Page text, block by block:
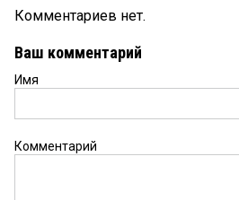
Комментариев нет.
Ваш комментарий
Имя
Комментарий